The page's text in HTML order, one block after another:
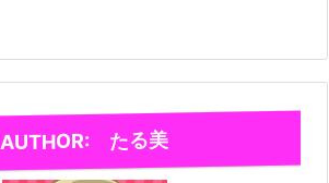
AUTHOR: たる美